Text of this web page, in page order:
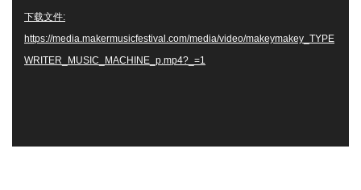
播
放
器
下载文件:
https://media.makermusicfestival.com/media/video/makeymakey_TYPE
WRITER_MUSIC_MACHINE_p.mp4?_=1